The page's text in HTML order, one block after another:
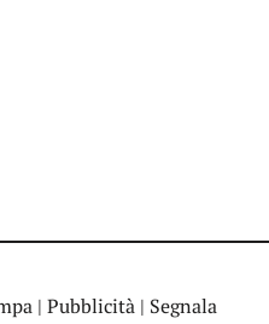
| Pubblicità | Segnala